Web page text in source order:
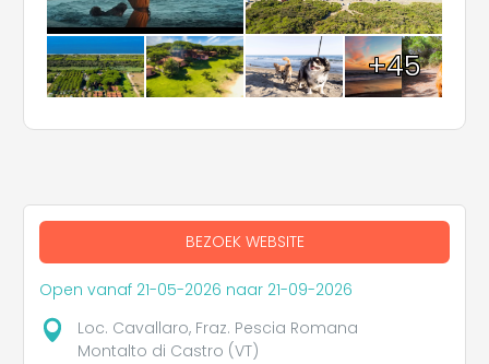
+45
BEZOEK WEBSITE
Open vanaf 21-05-2026 naar 21-09-2026
Loc. Cavallaro, Fraz. Pescia Romana
Montalto di Castro (VT)